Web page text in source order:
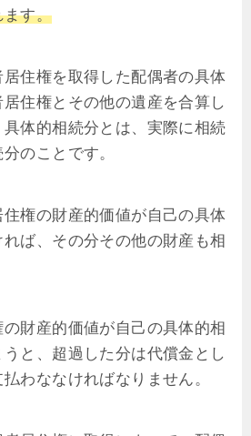
ます。
住権を取得した配偶者の具体
住権とその他の遺産を合算し
体的相続分とは、実際に相続
のことです。
権の財産的価値が自己の具体
ば、その分その他の財産も相
財産的価値が自己の具体的相
と、超過した分は代償金とし
わななければなりません。